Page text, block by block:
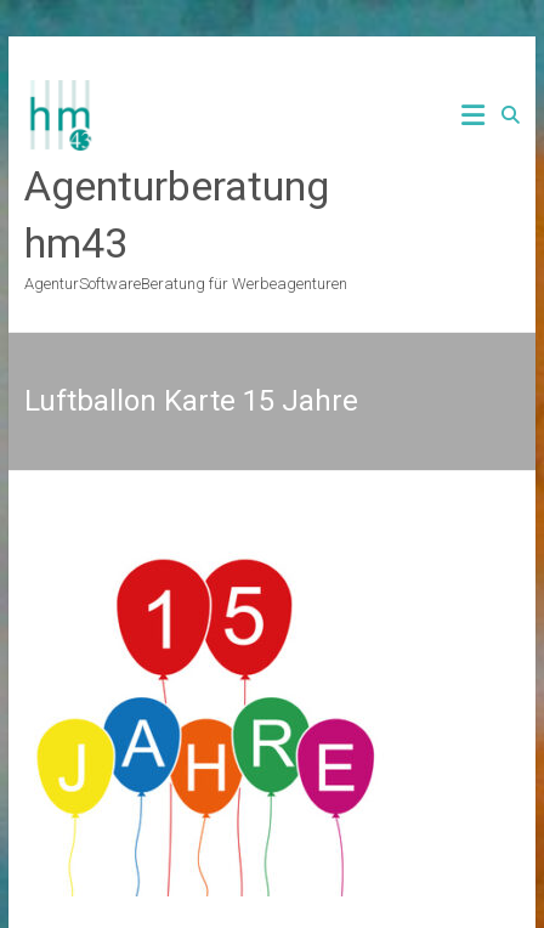
Inhalt
springen
Agenturberatung
hm43
AgenturSoftwareBeratung für Werbeagenturen
Luftballon Karte 15 Jahre